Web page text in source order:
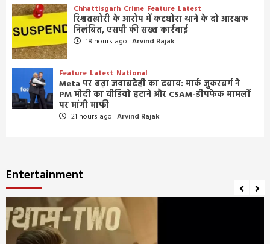
Chhattisgarh Crime Feature Latest
रिश्वतखोरी के आरोप में कटघोरा थाने के दो आरक्षक
निलंबित, एसपी की सख्त कार्रवाई
18 hours ago Arvind Rajak
Feature Latest National
Meta पर बढ़ा जवाबदेही का दबाव: मार्क जुकरबर्ग ने
PM मोदी का वीडियो हटाने और CSAM-डीपफेक मामलों
पर मांगी माफी
21 hours ago Arvind Rajak
Entertainment